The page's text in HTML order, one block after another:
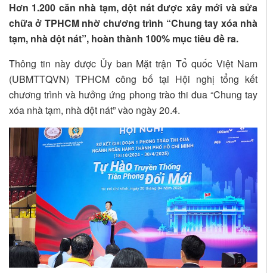
Hơn 1.200 căn nhà tạm, dột nát được xây mới và sửa
chữa ở TPHCM nhờ chương trình “Chung tay xóa nhà
tạm, nhà dột nát”, hoàn thành 100% mục tiêu đề ra.
Thông tin này được Ủy ban Mặt trận Tổ quốc Việt Nam
(UBMTTQVN) TPHCM công bố tại Hội nghị tổng kết
chương trình và hưởng ứng phong trào thi đua “Chung tay
xóa nhà tạm, nhà dột nát” vào ngày 20.4.